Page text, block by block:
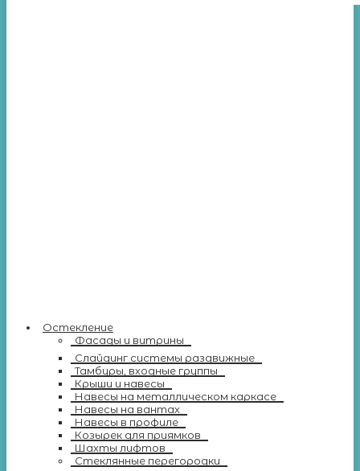
Остекление
Фасады и витрины
Слайдинг системы раздвижные
Тамбуры, входные группы
Крыши и навесы
Навесы на металлическом каркасе
Навесы на вантах
Навесы в профиле
Козырек для приямков
Шахты лифтов
Стеклянные перегородки